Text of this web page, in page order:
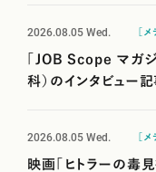
2026.08.05Wed. ［
「JOB Scope マガ
科）のインタビュー
2026.08.05Wed. ［
映画「ヒトラーの毒